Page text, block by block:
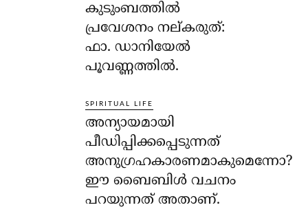
കുടുംബത്തില്‍
പ്രവേശനം നല്കരുത്:
ഫാ. ഡാനിയേല്‍
പൂവണ്ണത്തില്‍.
SPIRITUAL LIFE
അന്യായമായി
പീഡിപ്പിക്കപ്പെടുന്നത്
അനുഗ്രഹകാരണമാകുമെന്നോ?
ഈ ബൈബിള്‍ വചനം
പറയുന്നത് അതാണ്.